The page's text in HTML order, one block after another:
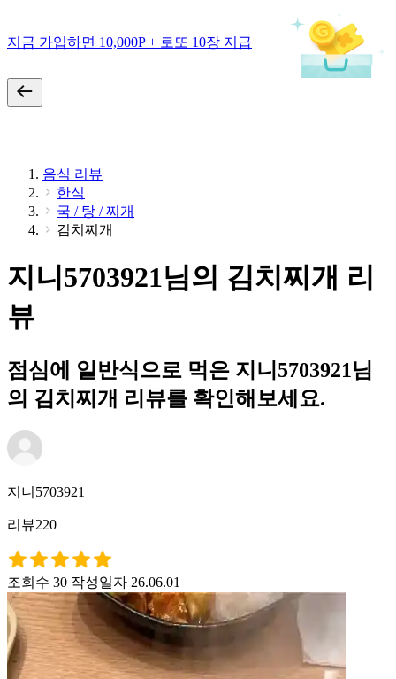
지금 가입하면 10,000P + 로또 10장 지급
음식 리뷰
한식
국 / 탕 / 찌개
김치찌개
지니5703921님의 김치찌개 리
뷰
점심에 일반식으로 먹은 지니5703921님
의 김치찌개 리뷰를 확인해보세요.
지니5703921
리뷰220
조회수 30 작성일자 26.06.01